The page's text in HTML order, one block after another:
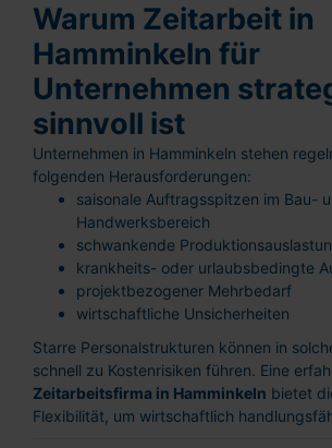
Warum Zeitarbeit in
Hamminkeln für
Unternehmen
sinnvoll ist
Unternehmen in Hamminkeln stehen
folgenden Herausforderungen:
saisonale Auftragsspitzen im Bau-
Handwerksbereich
schwankende
krankheits- oder urlaubsbedingte
projektbezogener Mehrbedarf
wirtschaftliche Unsicherheiten
Starre Personalstrukturen können in
schnell zu Kostenrisiken führen. Eine
Zeitarbeitsfirma in Hamminkeln bietet
Flexibilität, um wirtschaftlich